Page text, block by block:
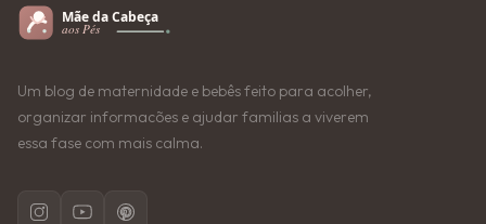
Um blog de maternidade e bebês feito para acolher,
organizar informacões e ajudar familias a viverem
essa fase com mais calma.